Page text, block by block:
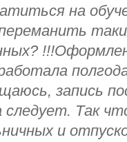
на
запись
Так
и